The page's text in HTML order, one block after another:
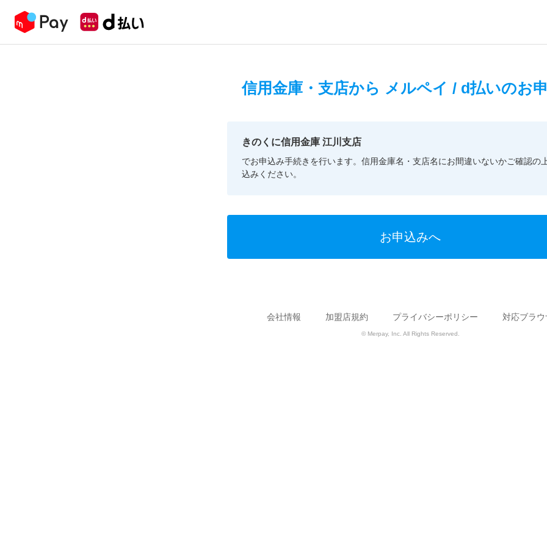
信用金庫・支店から メルペイ / d払いのお
きのくに信用金庫 江川支店
でお申込み手続きを行います。信用金庫名・支店名にお間違いないかご確認の
込みください。
お申込みへ
会社情報 加盟店規約 プライバシーポリシー 対応ブラウ
© Merpay, Inc. All Rights Reserved.